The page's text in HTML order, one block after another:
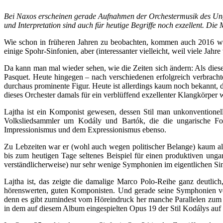
Bei Naxos erscheinen gerade Aufnahmen der Orchestermusik des
und Interpretation sind auch für heutige Begriffe noch exzellent. Die
Wie schon in früheren Jahren zu beobachten, kommen auch
einige Spohr-Sinfonien, aber (interessanter vielleicht, weil viele
Da kann man mal wieder sehen, wie die Zeiten sich ändern: Als
Pasquet. Heute hingegen – nach verschiedenen erfolgreich
durchaus prominente Figur. Heute ist allerdings kaum noch bekannt,
dieses Orchester damals für ein verblüffend exzellenter
Lajtha ist ein Komponist gewesen, dessen Stil man
Volksliedsammler um Kodály und Bartók, die die ungarische
Impressionismus und dem Expressionismus ebenso.
Zu Lebzeiten war er (wohl auch wegen politischer Belange) kaum
bis zum heutigen Tage seltenes Beispiel für einen produktiven
verständlicherweise) nur sehr wenige Symphonien im eigentlichen
Lajtha ist, das zeigte die damalige Marco Polo-Reihe ganz
hörenswerten, guten Komponisten. Und gerade seine Symphonien
denn es gibt zumindest vom Höreindruck her manche Parallelen
in dem auf diesem Album eingespielten Opus 19 der Stil Kodálys auf